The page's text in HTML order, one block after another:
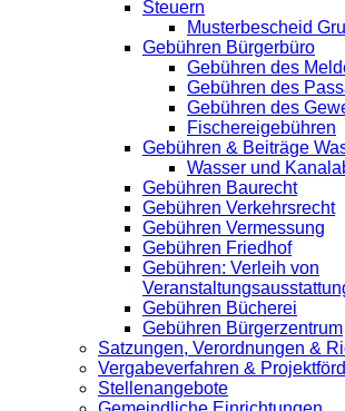
Steuern
Musterbescheid
Gebühren Bürgerbüro
Gebühren des
Gebühren des
Gebühren des
Fischereigebühren
Gebühren & Beiträge
Wasser und
Gebühren Baurecht
Gebühren Verkehrsrecht
Gebühren Vermessung
Gebühren Friedhof
Gebühren: Verleih von
Gebühren Bücherei
Gebühren Bürgerzentrum
Satzungen, Verordnungen &
Vergabeverfahren &
Stellenangebote